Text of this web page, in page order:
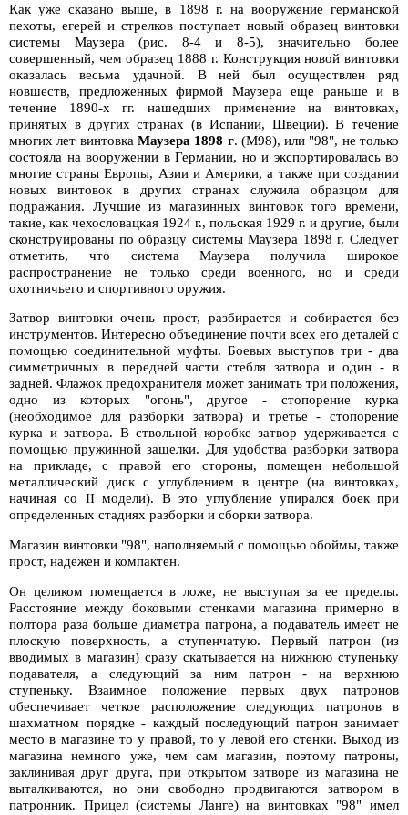
Как уже сказано выше, в 1898 г. на вооружение германской
пехоты, егерей и стрелков поступает новый образец винтовки
системы Маузера (рис. 8-4 и 8-5), значительно более
совершенный, чем образец 1888 г. Конструкция новой винтовки
оказалась весьма удачной. В ней был осуществлен ряд
новшеств, предложенных фирмой Маузера еще раньше и в
течение 1890-х гг. нашедших применение на винтовках,
принятых в других странах (в Испании, Швеции). В течение
многих лет винтовка Маузера 1898 г. (М98), или "98", не только
состояла на вооружении в Германии, но и экспортировалась во
многие страны Европы, Азии и Америки, а также при создании
новых винтовок в других странах служила образцом для
подражания. Лучшие из магазинных винтовок того времени,
такие, как чехословацкая 1924 г., польская 1929 г. и другие, были
сконструированы по образцу системы Маузера 1898 г. Следует
отметить, что система Маузера получила широкое
распространение не только среди военного, но и среди
охотничьего и спортивного оружия.
Затвор винтовки очень прост, разбирается и собирается без
инструментов. Интересно объединение почти всех его деталей с
помощью соединительной муфты. Боевых выступов три - два
симметричных в передней части стебля затвора и один - в
задней. Флажок предохранителя может занимать три положения,
одно из которых "огонь", другое - стопорение курка
(необходимое для разборки затвора) и третье - стопорение
курка и затвора. В ствольной коробке затвор удерживается с
помощью пружинной защелки. Для удобства разборки затвора
на прикладе, с правой его стороны, помещен небольшой
металлический диск с углублением в центре (на винтовках,
начиная со II модели). В это углубление упирался боек при
определенных стадиях разборки и сборки затвора.
Магазин винтовки "98", наполняемый с помощью обоймы, также
прост, надежен и компактен.
Он целиком помещается в ложе, не выступая за ее пределы.
Расстояние между боковыми стенками магазина примерно в
полтора раза больше диаметра патрона, а подаватель имеет не
плоскую поверхность, а ступенчатую. Первый патрон (из
вводимых в магазин) сразу скатывается на нижнюю ступеньку
подавателя, а следующий за ним патрон - на верхнюю
ступеньку. Взаимное положение первых двух патронов
обеспечивает четкое расположение следующих патронов в
шахматном порядке - каждый последующий патрон занимает
место в магазине то у правой, то у левой его стенки. Выход из
магазина немного уже, чем сам магазин, поэтому патроны,
заклинивая друг друга, при открытом затворе из магазина не
выталкиваются, но они свободно продвигаются затвором в
патронник. Прицел (системы Ланге) на винтовках "98" имел